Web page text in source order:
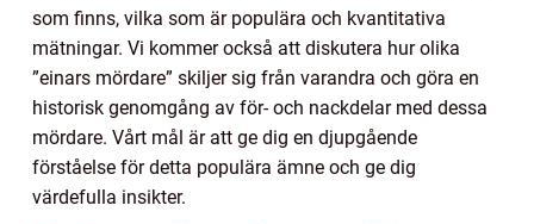
som finns, vilka som är populära och kvantitativa
mätningar. Vi kommer också att diskutera hur olika
”einars mördare” skiljer sig från varandra och göra en
historisk genomgång av för- och nackdelar med dessa
mördare. Vårt mål är att ge dig en djupgående
förståelse för detta populära ämne och ge dig
värdefulla insikter.